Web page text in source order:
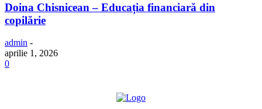
Doina Chisnicean – Educația financiară din
copilărie
admin -
aprilie 1, 2026
0